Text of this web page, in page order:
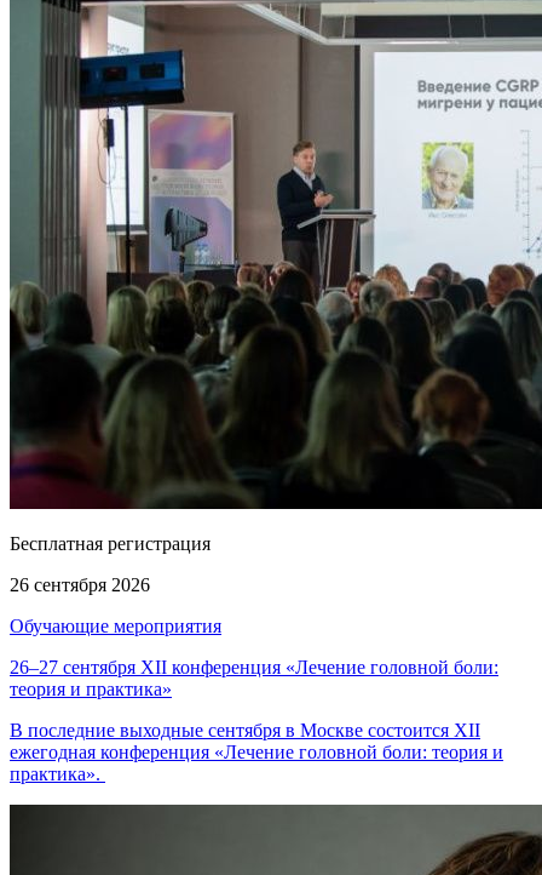
Бесплатная регистрация
26 сентября 2026
Обучающие мероприятия
26–27 сентября XII конференция «Лечение головной боли:
теория и практика»
В последние выходные сентября в Москве состоится XII
ежегодная конференция «Лечение головной боли: теория и
практика».